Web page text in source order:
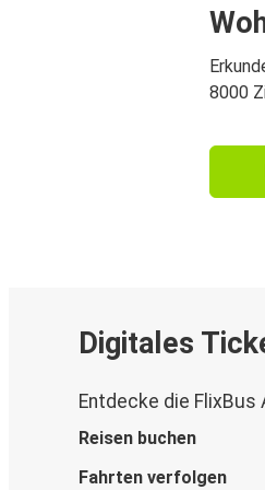
8000
Digitales
Entdecke die FlixBus
Reisen buchen
Fahrten verfolgen